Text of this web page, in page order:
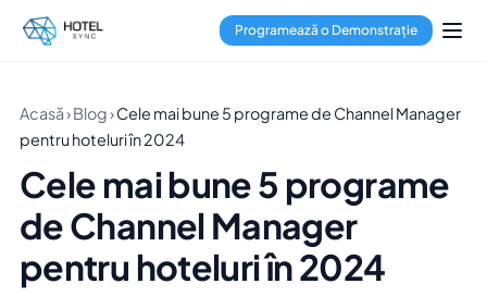
Programează o Demonstrație
Acasă›Blog›Cele mai bune 5 programe de Channel Manager
pentru hoteluri în 2024
Cele mai bune 5 programe
de Channel Manager
pentru hoteluri în 2024